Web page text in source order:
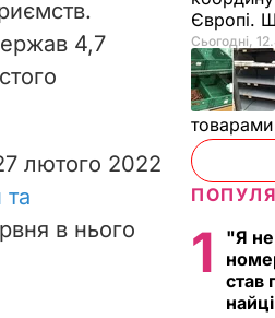
4,7
лютого 2022
та
в нього
Європі.
Сьогодні,
1
"Я не
став